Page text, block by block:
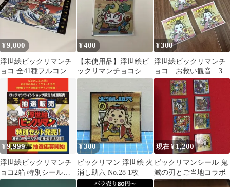
¥9,000
浮世絵ビックリマンチ
ョコ 全41種フルコン
プ アルバムセット
¥400
【未使用品】浮世絵ビ
ックリマンチョコシー
ル No.32 ハンペーター
¥300
浮世絵ビックリマンチ
ョコ お救い観音 3枚
セット
¥9,999
浮世絵ビックリマンチ
ョコ2箱 特別シールホ
ルダー1冊 数量限定当
¥300
ビックリマン 浮世絵 火
消し助六 No.28 1枚
現在 ¥1,200
ビックリマンシール 鬼
滅の刃とご当地コラボ